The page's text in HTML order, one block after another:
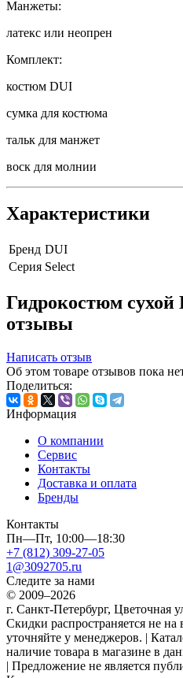
Манжеты:
латекс или неопрен
Комплект:
костюм DUI
сумка для костюма
тальк для манжет
воск для молнии
Характеристики
Бренд DUI
Серия Select
Гидрокостюм сухой
отзывы
Написать отзыв
Об этом товаре отзывов пока
Поделиться:
Информация
О компании
Сервис
Контакты
Доставка и оплата
Бренды
Контакты
Пн—Пт, 10:00—18:30
+7 (812) 309-27-05
1@3092705.ru
Следите за нами
© 2009–2026
г. Санкт-Петербург, Цветочная
Скидки распространяется не на
уточняйте у менеджеров. |
наличие товара в магазине в
| Предложение не является